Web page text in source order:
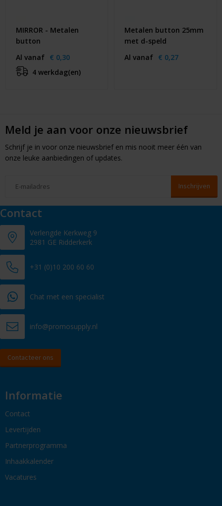
MIRROR - Metalen
button
Al vanaf € 0,30
4 werkdag(en)
Metalen button 25mm
met d-speld
Al vanaf € 0,27
Meld je aan voor onze nieuwsbrief
Schrijf je in voor onze nieuwsbrief en mis nooit meer één van
onze leuke aanbiedingen of updates.
Contact
Verlengde Kerkweg 9
2981 GE Ridderkerk
+31 (0)10 200 60 60
Chat met een specialist
info@promosupply.nl
Contacteer ons
Informatie
Contact
Levertijden
Partnerprogramma
Inhaakkalender
Vacatures